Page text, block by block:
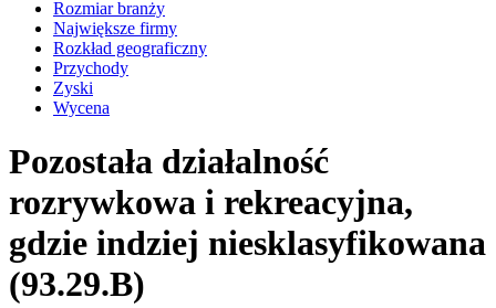
Rozmiar branży
Największe firmy
Rozkład geograficzny
Przychody
Zyski
Wycena
Pozostała działalność
rozrywkowa i rekreacyjna,
gdzie indziej niesklasyfikowana
(93.29.B)